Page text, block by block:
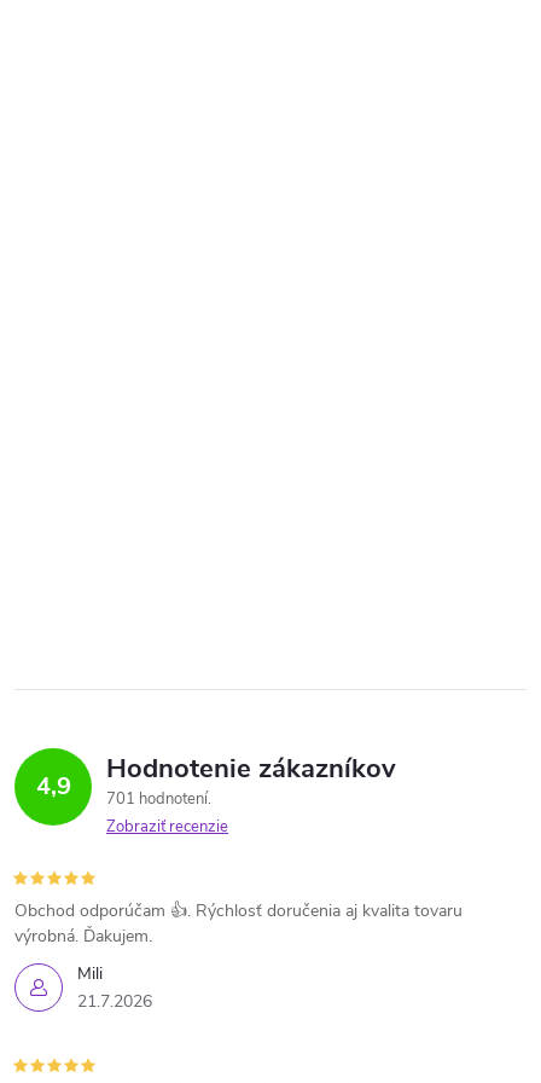
4,9 Hodnotenie zákazníkov
701 hodnotení
Zobraziť recenzie
Mili
21.7.2026
Obchod odporúčam 👍. Rýchlosť doručenia aj kvalita tovaru
výrobná. Ďakujem.